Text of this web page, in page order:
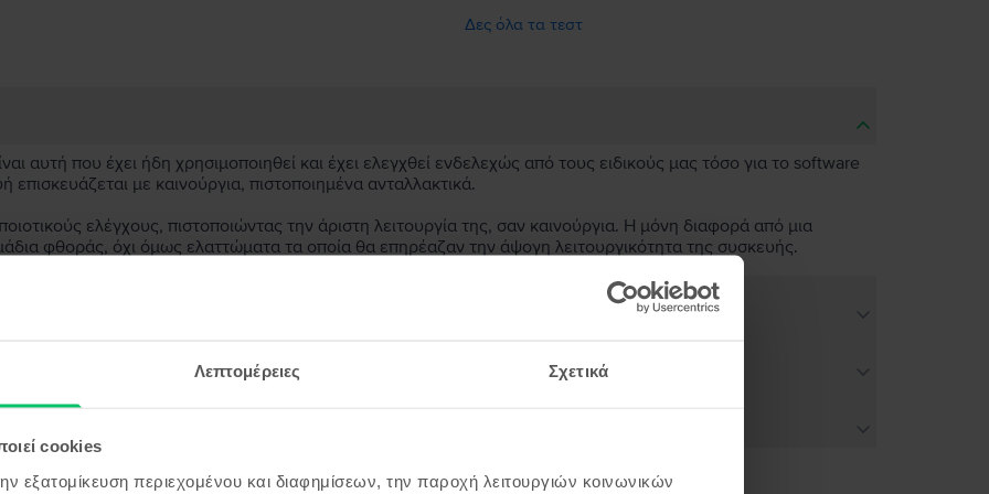
Λεπτομέρειες Σχετικά
cookies
εξατομίκευση περιεχομένου και διαφημίσεων, την παροχή λειτουργιών κοινωνικών
Δες όλα τα τεστ
αυτή που έχει ήδη χρησιμοποιηθεί και έχει ελεγχθεί ενδελεχώς από τους ειδικούς μας τόσο για το software
με καινούργια, πιστοποιημένα ανταλλακτικά.
ελέγχους, πιστοποιώντας την άριστη λειτουργία της, σαν καινούργια. Η μόνη διαφορά από μια
φθοράς, όχι όμως ελαττώματα τα οποία θα επηρέαζαν την άψογη λειτουργικότητα της συσκευής.
συσκευή;